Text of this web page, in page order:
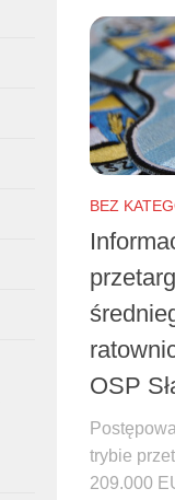
BEZ
OSP
trybie
209.000